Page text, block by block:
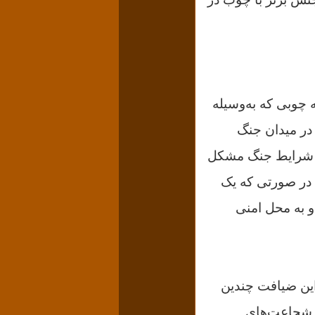
چوبی که به‌وسیله
میدان جنگ
شرایط جنگ مشکل
در صورتی که یک
و به محل امنی
ضیافت چندین
و شجاعت‌های